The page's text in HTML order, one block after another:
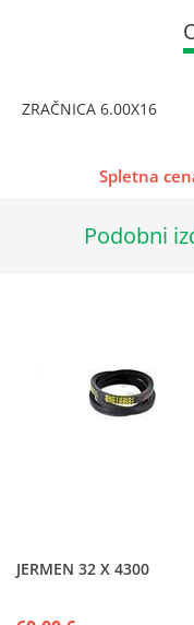
ZRAČNICA 6.00X16
Spletna
Podobni
JERMEN 32 X 4300